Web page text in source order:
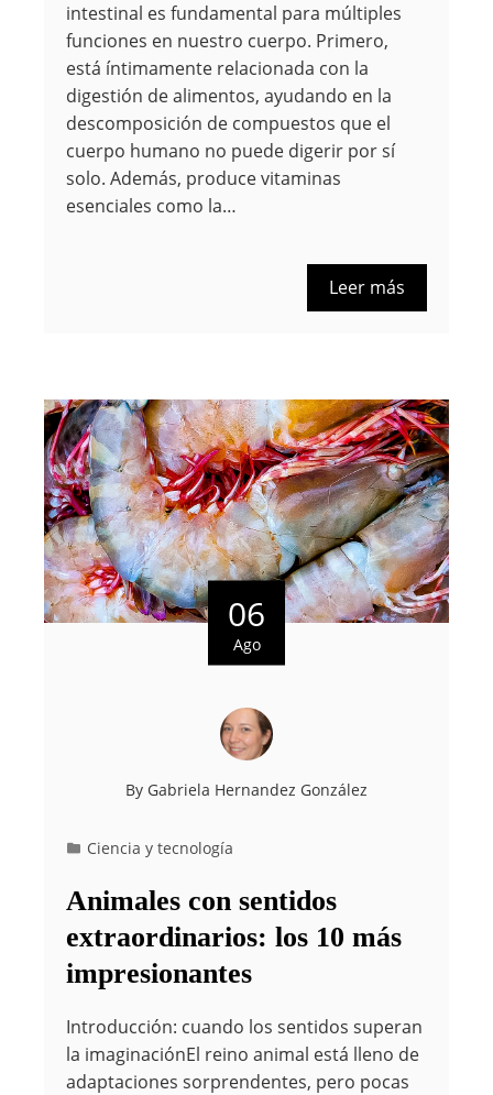
intestinal es fundamental para múltiples
funciones en nuestro cuerpo. Primero,
está íntimamente relacionada con la
digestión de alimentos, ayudando en la
descomposición de compuestos que el
cuerpo humano no puede digerir por sí
solo. Además, produce vitaminas
esenciales como la…
Leer más
06
Ago
By Gabriela Hernandez González
Ciencia y tecnología
Animales con sentidos
extraordinarios: los 10 más
impresionantes
Introducción: cuando los sentidos superan
la imaginaciónEl reino animal está lleno de
adaptaciones sorprendentes, pero pocas